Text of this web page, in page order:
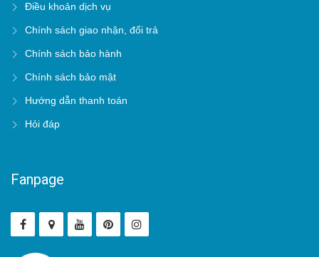
Điều khoản dịch vụ
Chính sách giao nhận, đổi trả
Chính sách bảo hành
Chính sách bảo mật
Hướng dẫn thanh toán
Hỏi đáp
Fanpage